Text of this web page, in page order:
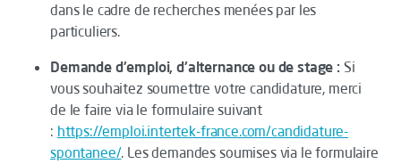
dans le cadre de recherches menées par les
particuliers.
Demande d'emploi, d'alternance ou de stage : Si
vous souhaitez soumettre votre candidature, merci
de le faire via le formulaire suivant
: https://emploi.intertek-france.com/candidature-
spontanee/. Les demandes soumises via le formulaire